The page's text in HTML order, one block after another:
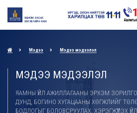
Мэдээ Мэдээ мэдээлэл
МЭДЭЭ МЭДЭЭЛЭЛ